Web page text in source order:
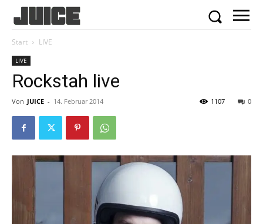
Start LIVE
LIVE
Rockstah live
Von JUICE - 14. Februar 2014 0
1107